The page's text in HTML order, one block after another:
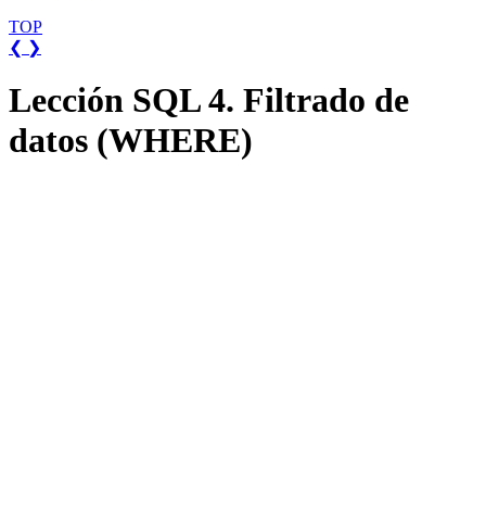
TOP
❮ ❯
Lección SQL 4. Filtrado de
datos (WHERE)